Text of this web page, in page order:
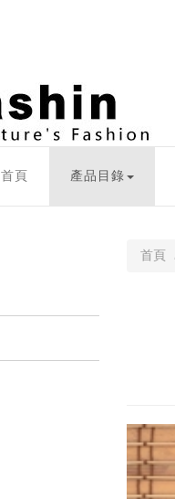
首頁 產品目錄
首頁